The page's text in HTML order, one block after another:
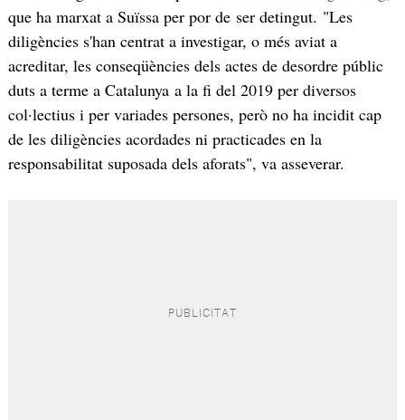
que ha marxat a Suïssa per por de ser detingut. "Les
diligències s'han centrat a investigar, o més aviat a
acreditar, les conseqüències dels actes de desordre públic
duts a terme a Catalunya a la fi del 2019 per diversos
col·lectius i per variades persones, però no ha incidit cap
de les diligències acordades ni practicades en la
responsabilitat suposada dels aforats", va asseverar.